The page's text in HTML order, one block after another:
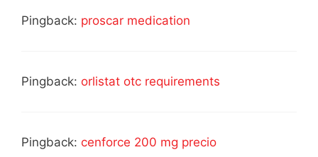
Pingback: proscar medication
Pingback: orlistat otc requirements
Pingback: cenforce 200 mg precio